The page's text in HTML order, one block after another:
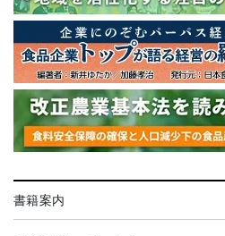
書籍案内